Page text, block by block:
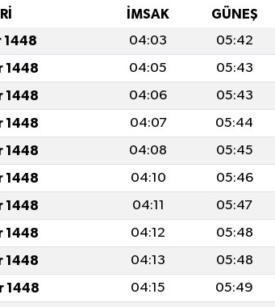
İMSAK GÜNEŞ
1448 04:03 05:42
1448 04:05 05:43
1448 04:06 05:43
1448 04:07 05:44
1448 04:08 05:45
1448 04:10 05:46
1448 04:11 05:47
1448 04:12 05:48
1448 04:13 05:48
1448 04:15 05:49